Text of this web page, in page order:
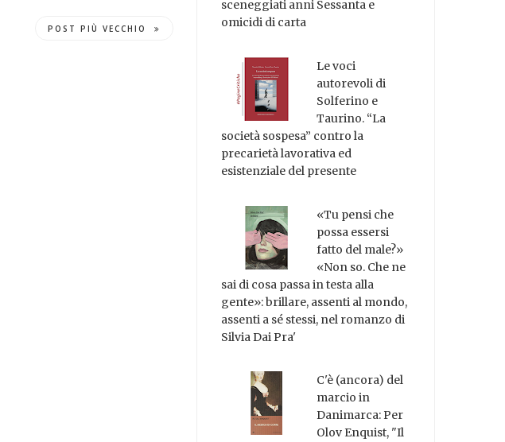
POST PIÙ VECCHIO
sceneggiati anni Sessanta e
omicidi di carta
Le voci
autorevoli di
Solferino e
Taurino. “La
società sospesa” contro la
precarietà lavorativa ed
esistenziale del presente
«Tu pensi che
possa essersi
fatto del male?»
«Non so. Che ne
sai di cosa passa in testa alla
gente»: brillare, assenti al mondo,
assenti a sé stessi, nel romanzo di
Silvia Dai Pra'
C'è (ancora) del
marcio in
Danimarca: Per
Olov Enquist, "Il